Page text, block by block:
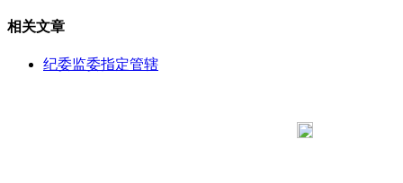
相关文章
纪委监委指定管辖